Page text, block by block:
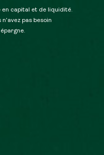
en capital et de liquidité.
pas besoin